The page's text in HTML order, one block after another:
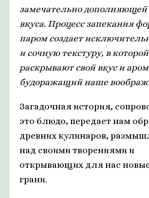
замечательно
вкуса. Процесс запекания
паром создает
и сочную текстуру, в
раскрывают свой вкус и
будоражащий наше
Загадочная история,
это блюдо, передает нам
древних кулинаров,
над своими творениями и
открывающих для нас
грани.